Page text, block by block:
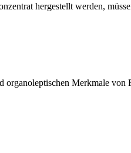
hergestellt werden,
Merkmale